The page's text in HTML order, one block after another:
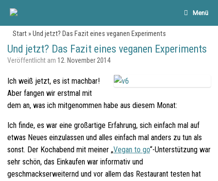
Menü
Start»Und jetzt? Das Fazit eines veganen Experiments
Und jetzt? Das Fazit eines veganen Experiments
Veröffentlicht am 12. November 2014
Ich weiß jetzt, es ist machbar!
Aber fangen wir erstmal mit
dem an, was ich mitgenommen habe aus diesem Monat:
Ich finde, es war eine großartige Erfahrung, sich einfach mal auf
etwas Neues einzulassen und alles einfach mal anders zu tun als
sonst. Der Kochabend mit meiner „Vegan to go“-Unterstützung war
sehr schön, das Einkaufen war informativ und
geschmackserweiternd und vor allem das Restaurant testen hat